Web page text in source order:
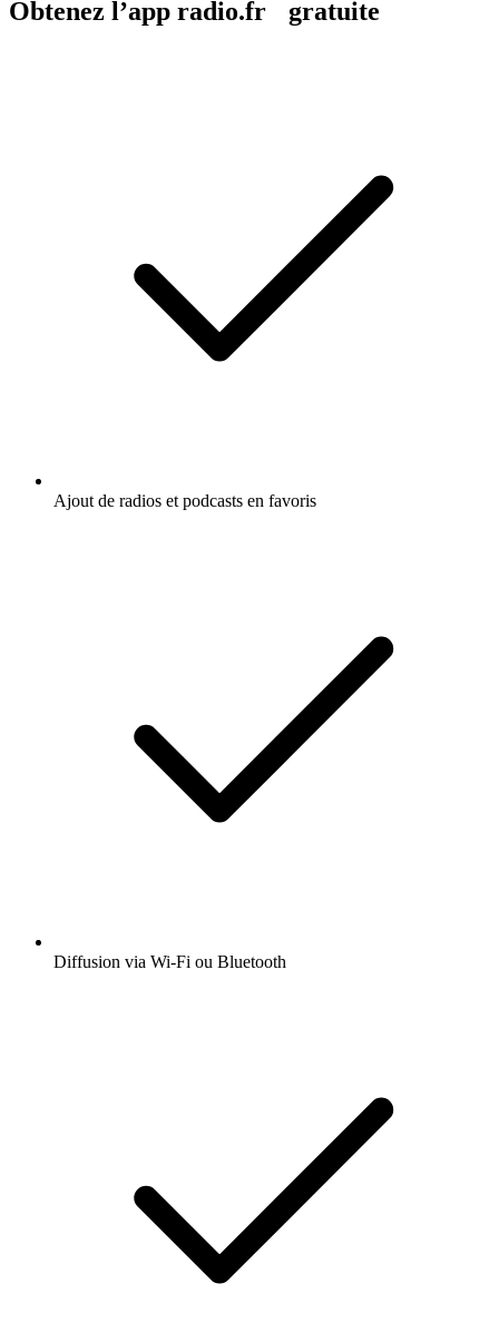
Obtenez l’app radio.fr gratuite
Ajout de radios et podcasts en favoris
Diffusion via Wi-Fi ou Bluetooth